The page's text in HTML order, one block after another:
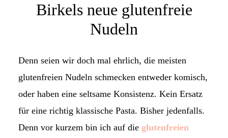
Birkels neue glutenfreie
Nudeln
Denn seien wir doch mal ehrlich, die meisten
glutenfreien Nudeln schmecken entweder komisch,
oder haben eine seltsame Konsistenz. Kein Ersatz
für eine richtig klassische Pasta. Bisher jedenfalls.
Denn vor kurzem bin ich auf die glutenfreien